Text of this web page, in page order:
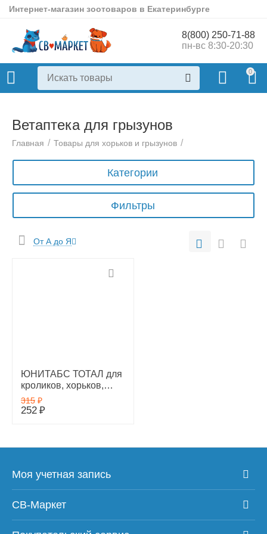
Интернет-магазин зоотоваров в Екатеринбурге
8(800) 250-71-88
пн-вс 8:30-20:30
0
Ветаптека для грызунов
Главная / Товары для хорьков и грызунов /
Категории
Фильтры
От А до Я
ЮНИТАБС ТОТАЛ для
кроликов, хорьков,
грызунов и птиц,
раствор для приема
315 ₽
252 ₽
Моя учетная запись
СВ-Маркет